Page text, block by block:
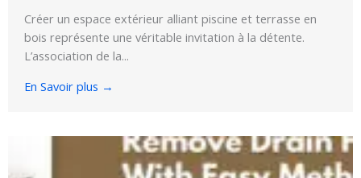
Créer un espace extérieur alliant piscine et terrasse en
bois représente une véritable invitation à la détente.
L’association de la...
En Savoir plus →